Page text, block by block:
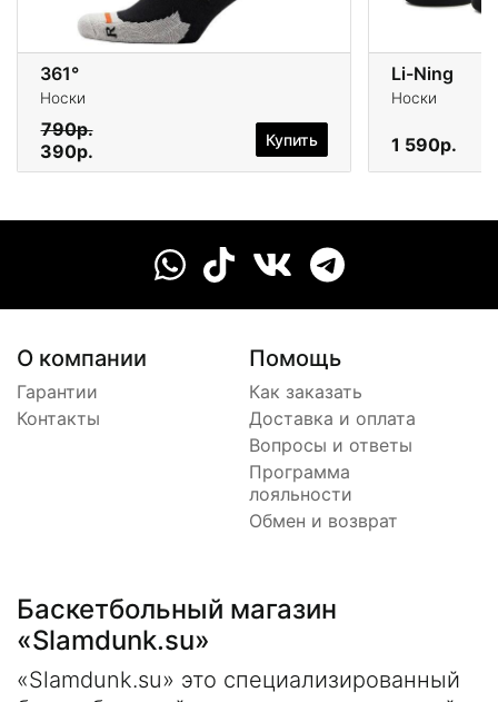
361°
Носки
790р.
390р.
Купить
Li-Ning
Носки
1 590р.
О компании
Гарантии
Контакты
Помощь
Как заказать
Доставка и оплата
Вопросы и ответы
Программа
лояльности
Обмен и возврат
Баскетбольный магазин
«Slamdunk.su»
«Slamdunk.su» это специализированный